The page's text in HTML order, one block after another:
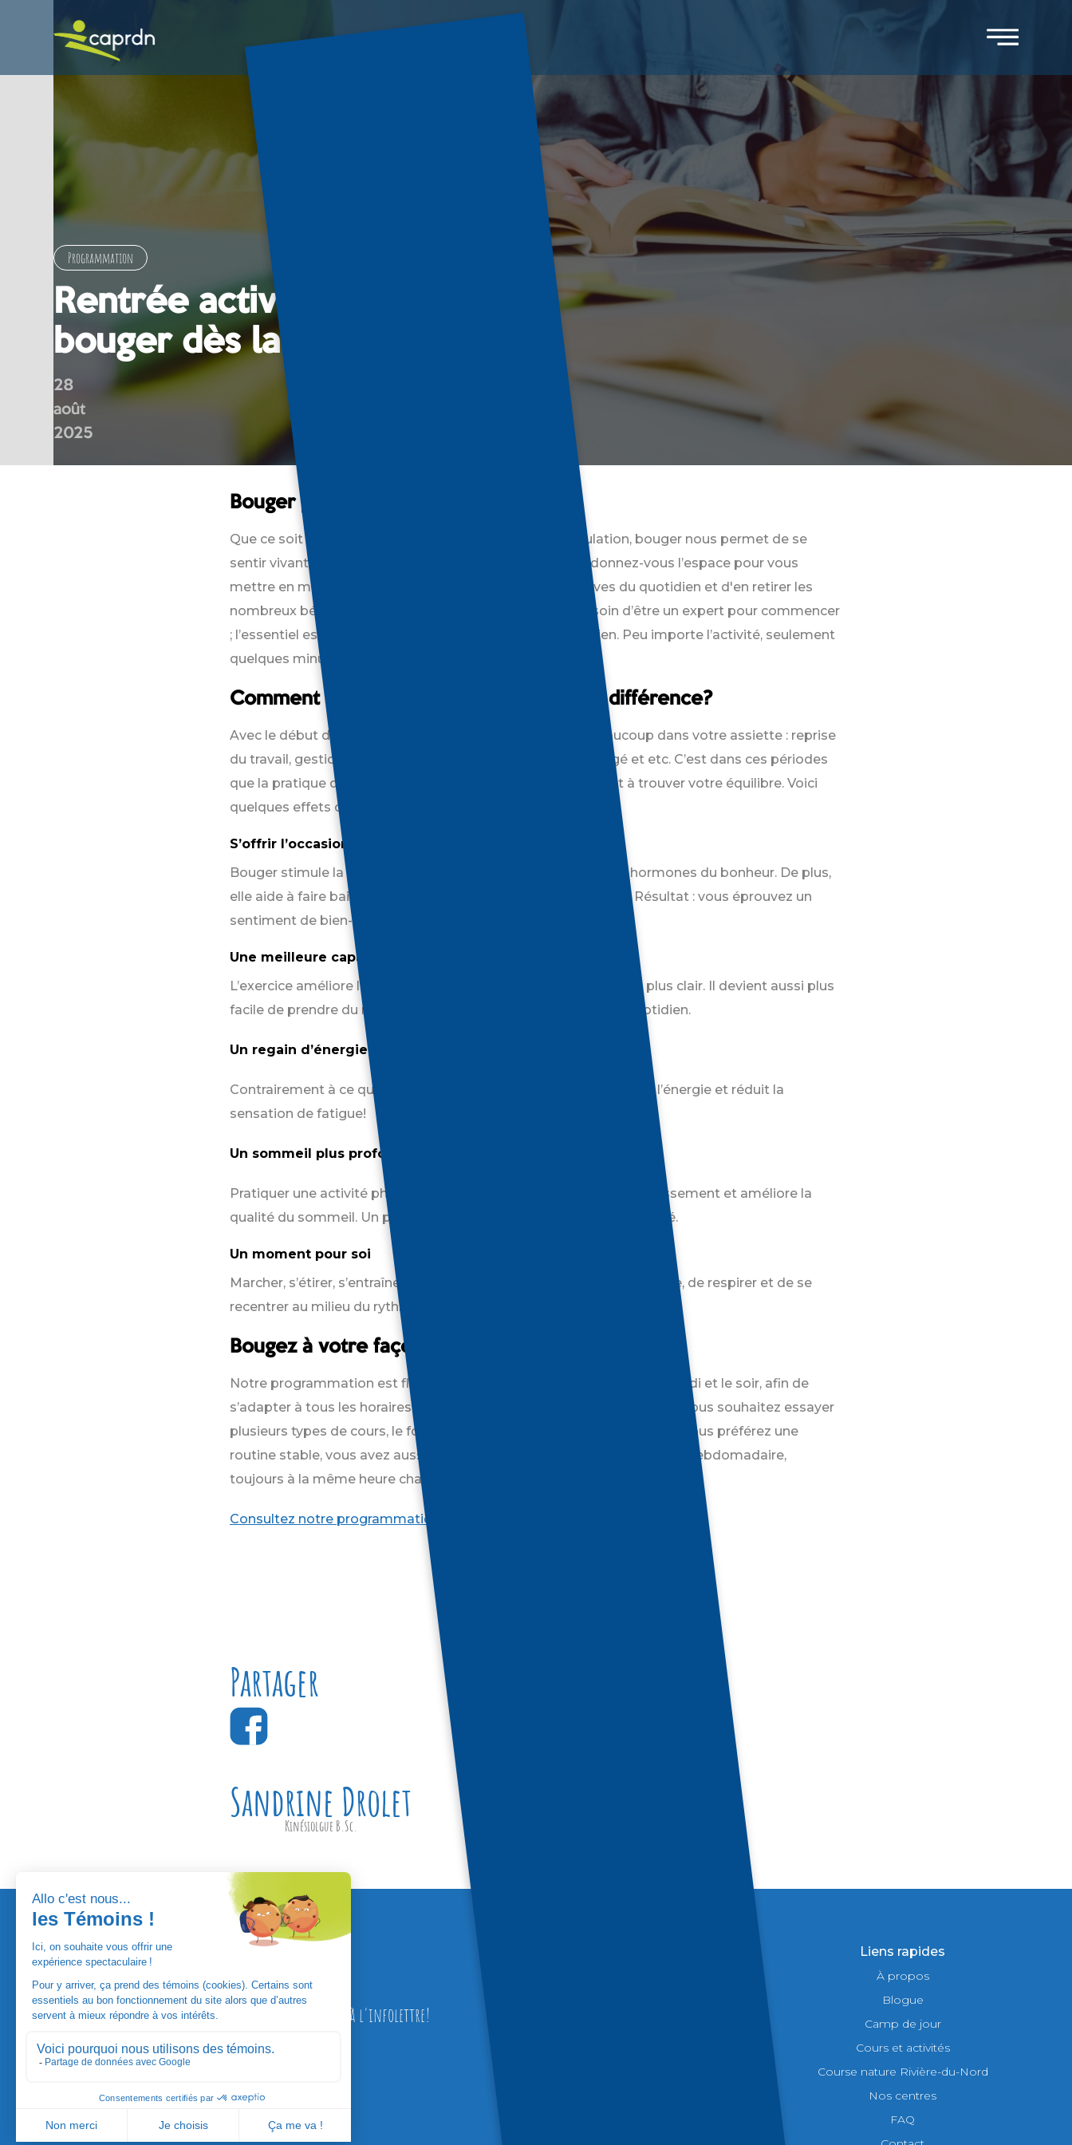
Programmation
Rentrée active : Pourquoi
bouger dès la rentrée?
28
août
2025
Bouger pour trouver son équilibre
Que ce soit par la marche, le yoga, la course ou la musculation, bouger nous permet de se
sentir vivant et connecté avec soi-même. Cet automne, donnez-vous l’espace pour vous
mettre en mouvement, afin de mieux traverser les épreuves du quotidien et d'en retirer les
nombreux bénéfices sur votre santé. Vous n’avez pas besoin d’être un expert pour commencer
; l’essentiel est de pratiquer une activité qui vous fait du bien. Peu importe l’activité, seulement
quelques minutes par jour peuvent faire la différence!
Comment l’activité physique peut faire la différence?
Avec le début de l’automne, il se peut que vous en ayez beaucoup dans votre assiette : reprise
du travail, gestion du quotidien, retour à l’école, horaire chargé et etc. C’est dans ces périodes
que la pratique du mouvement peut contribuer positivement à trouver votre équilibre. Voici
quelques effets concret sur votre quotidien :
S’offrir l’occasion de se déposer
Bouger stimule la sécrétion d’endorphines, aussi appelées les hormones du bonheur. De plus,
elle aide à faire baisser le taux de cortisol, l’hormone du stress. Résultat : vous éprouvez un
sentiment de bien-être à la suite de votre entraînement!
Une meilleure capacité de concentration
L’exercice améliore la concentration et aide à retrouver un esprit plus clair. Il devient aussi plus
facile de prendre du recul face aux petits (ou grands) défis du quotidien.
Un regain d’énergie, même quand on est fatigué
Contrairement à ce que l’on pourrait croire, bouger nous donne de l’énergie et réduit la
sensation de fatigue!
Un sommeil plus profond et réparateur
Pratiquer une activité physique, même modérée, favorise l’endormissement et améliore la
qualité du sommeil. Un plus pour récupérer dans un quotidien chargé.
Un moment pour soi
Marcher, s’étirer, s’entraîner ou danser nous permet de faire une pause, de respirer et de se
recentrer au milieu du rythme rapide de la vie.
Bougez à votre façon, quand ça vous convient
Notre programmation est flexible, avec des cours offerts le matin, le midi et le soir, afin de
s’adapter à tous les horaires. Et si votre emploi du temps varie ou que vous souhaitez essayer
plusieurs types de cours, le forfait illimité est une excellente option ! Si vous préférez une
routine stable, vous avez aussi la possibilité de vous inscrire à un cours hebdomadaire,
toujours à la même heure chaque semaine.
Consultez notre programmation ici!
Partager
Sandrine Drolet
Kinésiolgue B.Sc.
Pour ne rien manquer, abonnez-vous à l'infolettre!
Liens rapides
À propos
Blogue
Camp de jour
Cours et activités
Course nature Rivière-du-Nord
Nos centres
FAQ